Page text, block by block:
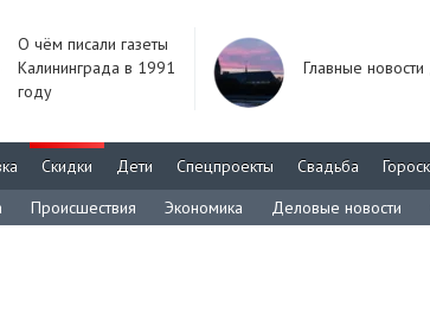
О чём писали газеты
Калининграда в 1991
году
Главные новости
Скидки Дети Спецпроекты Свадьба
Происшествия Экономика Деловые новости